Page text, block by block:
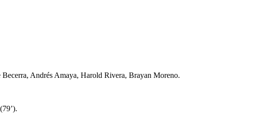
Andrés Amaya, Harold Rivera, Brayan Moreno.